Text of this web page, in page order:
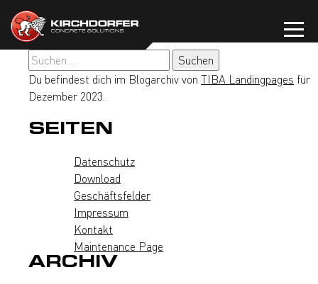
Inhalt
springen
Suchen
nach:
Du befindest dich im Blogarchiv von TIBA Landingpages für
Dezember 2023.
SEITEN
Datenschutz
Download
Geschäftsfelder
Impressum
Kontakt
Maintenance Page
ARCHIV